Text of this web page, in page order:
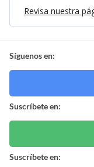
Revisa nuestra
Síguenos en:
Suscríbete en:
Suscríbete en: